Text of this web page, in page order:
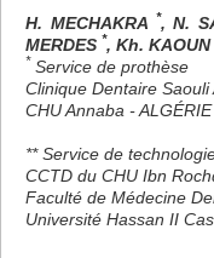
H. MECHAKRA *, N.
MERDES *, Kh. KAOUN
* Service de prothèse
Clinique Dentaire Saouli
CHU Annaba - ALGÉRIE
** Service de
CCTD du CHU Ibn
Faculté de Médecine
Université Hassan II